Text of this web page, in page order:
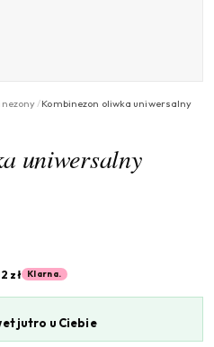
/Kombinezon oliwka uniwersalny
uniwersalny
zł Klarna.
jutro u Ciebie